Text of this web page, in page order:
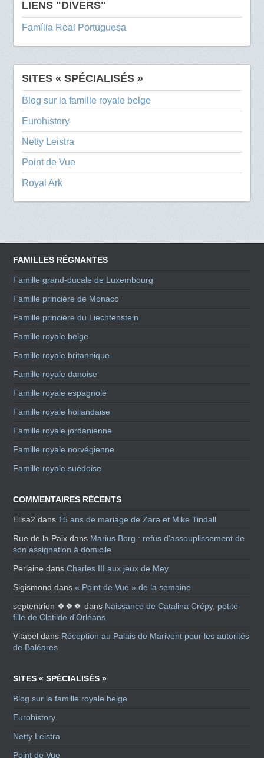
LIENS "DIVERS"
Família Real Portuguesa
SITES « SPÉCIALISÉS »
Blog sur la famille royale belge
Eurohistory
Netty Leistra
Point de Vue
Royal Ark
FAMILLES RÉGNANTES
Famille grand-ducale de Luxembourg
Famille princière de Monaco
Famille princière du Liechtenstein
Famille royale belge
Famille royale britannique
Famille royale danoise
Famille royale espagnole
Famille royale hollandaise
Famille royale jordanienne
Famille royale norvégienne
Famille royale suédoise
COMMENTAIRES RÉCENTS
Elisa2 dans 15 ans de mariage de Zara et Mike Tindall
Rue de la Paix dans Marius Borg : refus d’assouplissement de
son assignation à domicile
Perlaine dansCharles III aux jeux de Mey
Sigismond dans« Point de Vue » de la semaine
septentrion 🍀🍀🍀 dans Naissance de Catalina Crépy, petite-
fille de Clotilde d’Orléans
Vitabel dans Réception au Palais de Marivent pour les autorités
de Baléares
SITES « SPÉCIALISÉS »
Blog sur la famille royale belge
Eurohistory
Netty Leistra
Point de Vue